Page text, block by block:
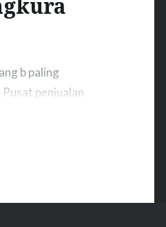
b paling
penjualan
telah
tenar di